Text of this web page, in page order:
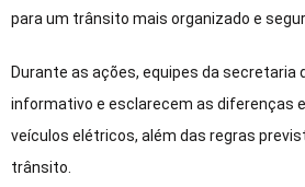
para um trânsito mais organizado e
Durante as ações, equipes da secretaria
informativo e esclarecem as diferenças
veículos elétricos, além das regras
trânsito.